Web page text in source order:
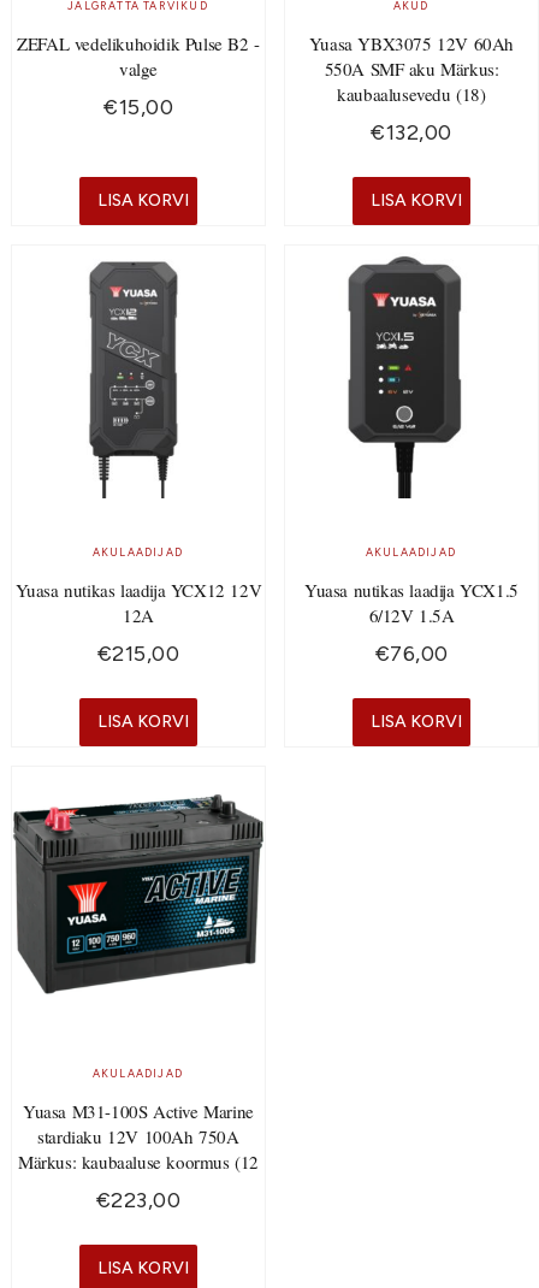
JALGRATTA TARVIKUD
ZEFAL vedelikuhoidik Pulse B2 -
valge
€15,00
LISA KORVI
AKUD
Yuasa YBX3075 12V 60Ah
550A SMF aku Märkus:
kaubaalusevedu (18)
€132,00
LISA KORVI
AKULAADIJAD
Yuasa nutikas laadija YCX12 12V
12A
€215,00
LISA KORVI
AKULAADIJAD
Yuasa nutikas laadija YCX1.5
6/12V 1.5A
€76,00
LISA KORVI
AKULAADIJAD
Yuasa M31-100S Active Marine
stardiaku 12V 100Ah 750A
Märkus: kaubaaluse koormus (12
€223,00
LISA KORVI